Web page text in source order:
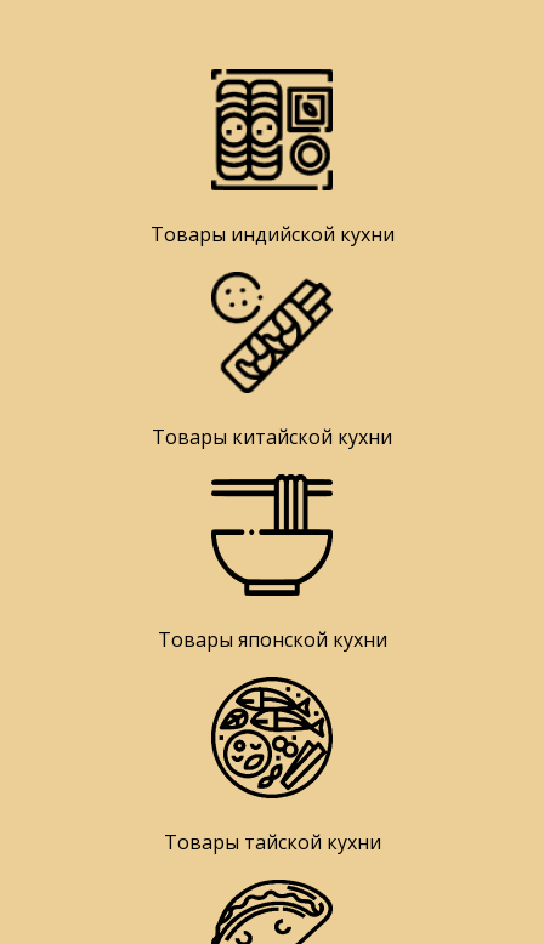
Товары индийской кухни
Товары китайской кухни
Товары японской кухни
Товары тайской кухни